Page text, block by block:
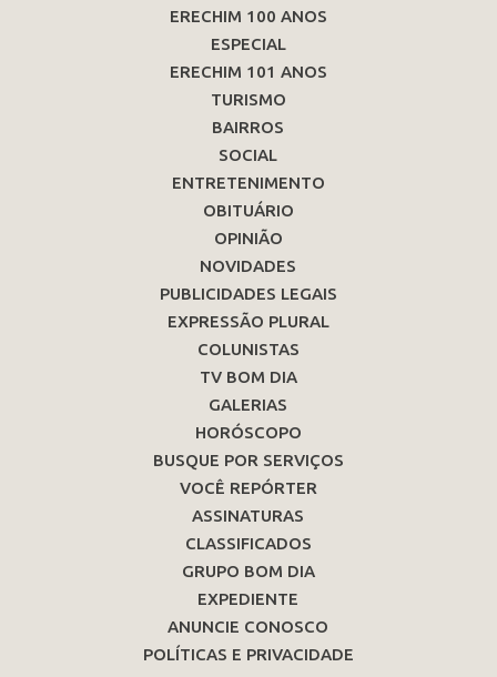
ERECHIM 100 ANOS
ESPECIAL
ERECHIM 101 ANOS
TURISMO
BAIRROS
SOCIAL
ENTRETENIMENTO
OBITUÁRIO
OPINIÃO
NOVIDADES
PUBLICIDADES LEGAIS
EXPRESSÃO PLURAL
COLUNISTAS
TV BOM DIA
GALERIAS
HORÓSCOPO
BUSQUE POR SERVIÇOS
VOCÊ REPÓRTER
ASSINATURAS
CLASSIFICADOS
GRUPO BOM DIA
EXPEDIENTE
ANUNCIE CONOSCO
POLÍTICAS E PRIVACIDADE